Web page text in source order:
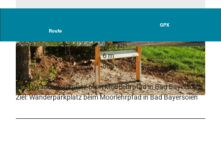
© Ammergauer Alpen GmbH, Roland E. Richter, Naturpark Ammergauer Alpen
© Ammergauer Alpen GmbH, Roland E. Richte
r, Naturpark Ammergauer Alpen
© Gemeinde Bad Bayersoien, Roland E. Richte
r, Naturpark Ammergauer Alpen
Route
GPX
0:30 h
2,08 km
9 m
6 m
788 m
803 m
15 m
Start: Wanderparkplatz beim Moorlehrpfad in Bad Bayersoien
Ziel: Wanderparkplatz beim Moorlehrpfad in Bad Bayersoien